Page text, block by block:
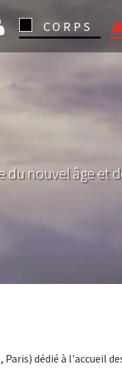
CORPS
du nouvel âge et
dédié à l'accueil